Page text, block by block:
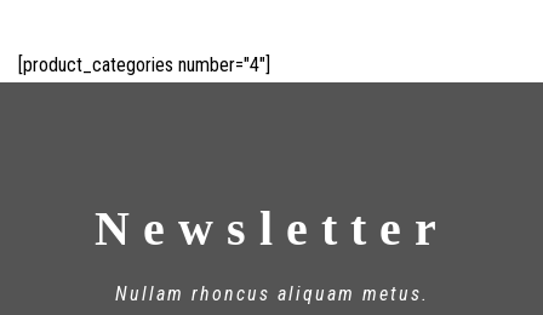
[product_categories number="4"]
Newsletter
Nullam rhoncus aliquam metus.